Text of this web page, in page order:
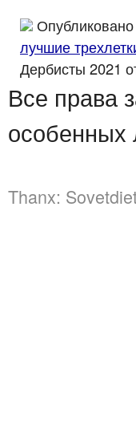
лучшие
Дербисты 2021
Все права
Thanx: